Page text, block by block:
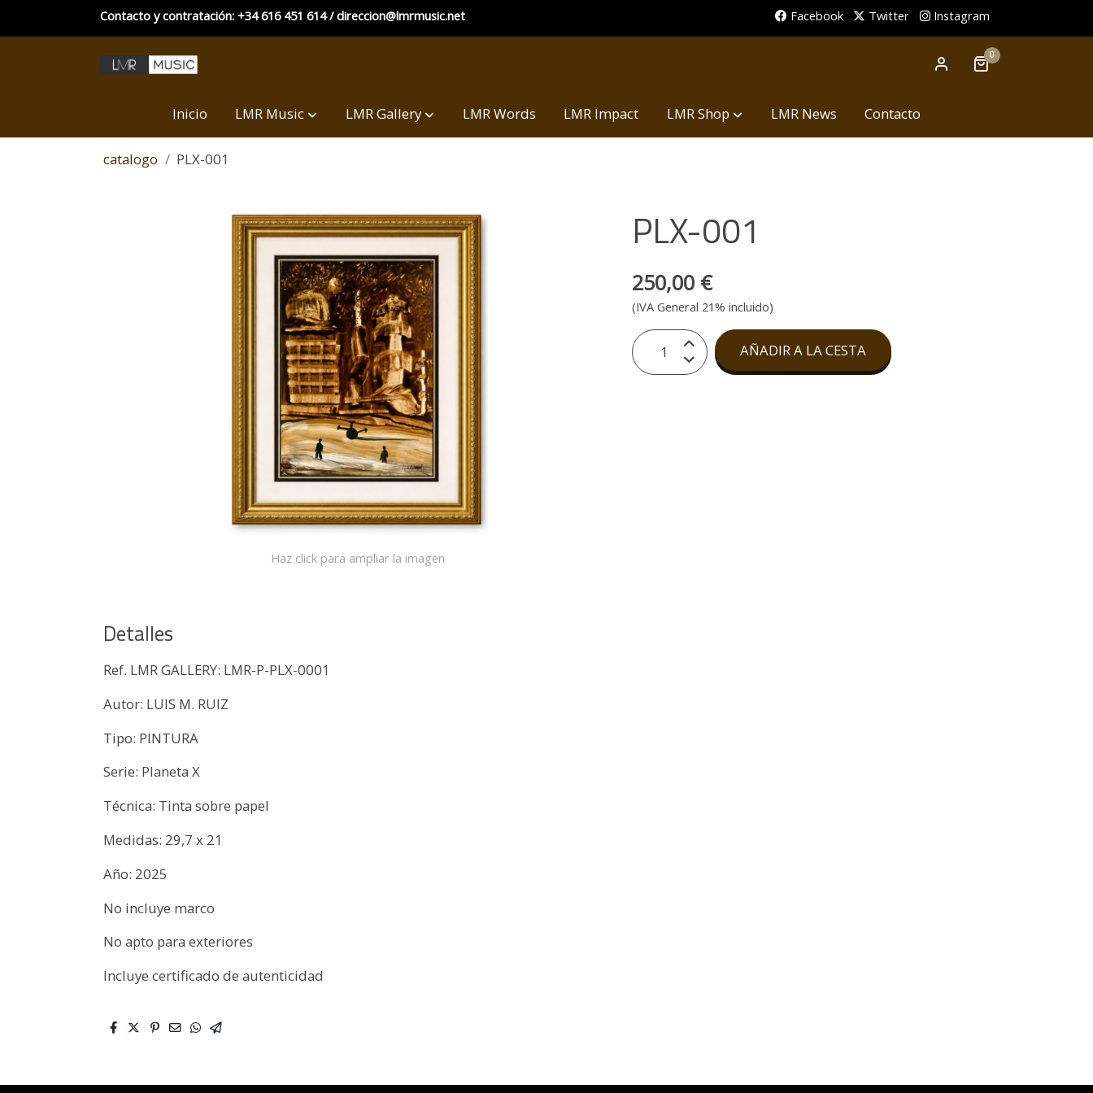
Contacto y contratación: +34 616 451 614 / direccion@lmrmusic.net Facebook Twitter Instagram
0
Inicio LMR Music LMR Gallery LMR Words LMR Impact LMR Shop LMR News Contacto
catalogo PLX-001
Haz click para ampliar la imagen
Detalles
Ref. LMR GALLERY: LMR-P-PLX-0001
Autor: LUIS M. RUIZ
Tipo: PINTURA
Serie: Planeta X
Técnica: Tinta sobre papel
Medidas: 29,7 x 21
Año: 2025
No incluye marco
No apto para exteriores
Incluye certificado de autenticidad
PLX-001
250,00 €
(IVA General 21% incluido)
AÑADIR A LA CESTA